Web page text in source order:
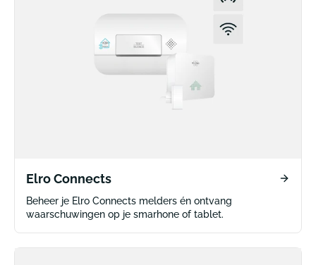
Elro Connects
Beheer je Elro Connects melders én ontvang
waarschuwingen op je smarhone of tablet.